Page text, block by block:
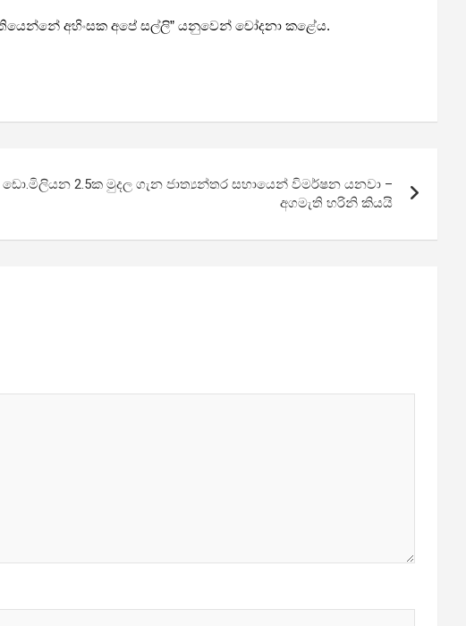
අහිංසක අපේ සල්ලි” යනුවෙන් චෝදනා කළේය.
2.5ක මුදල ගැන ජාත්‍යන්තර සහායෙන් විමර්ෂන යනවා –
අගමැති හරිනි කියයි